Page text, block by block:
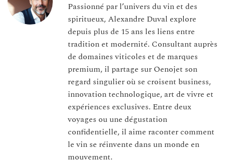
Passionné par l’univers du vin et des
spiritueux, Alexandre Duval explore
depuis plus de 15 ans les liens entre
tradition et modernité. Consultant auprès
de domaines viticoles et de marques
premium, il partage sur Oenojet son
regard singulier où se croisent business,
innovation technologique, art de vivre et
expériences exclusives. Entre deux
voyages ou une dégustation
confidentielle, il aime raconter comment
le vin se réinvente dans un monde en
mouvement.